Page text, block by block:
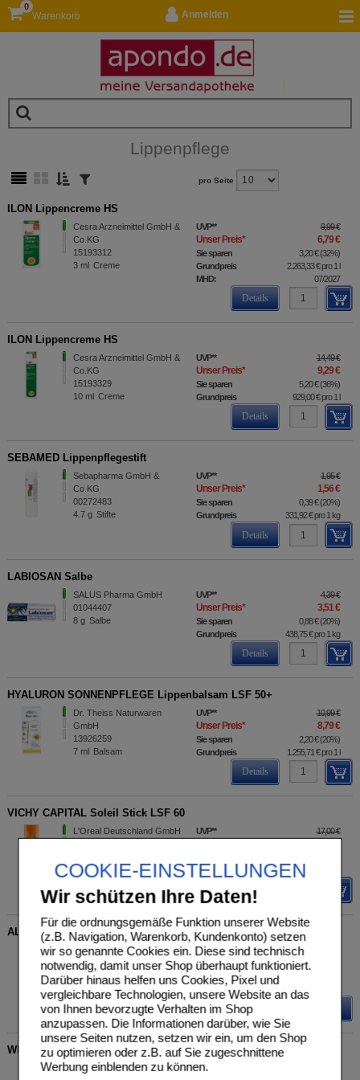
COOKIE-EINSTELLUNGEN
Wir schützen Ihre Daten!
Für die ordnungsgemäße Funktion unserer Website
(z.B. Navigation, Warenkorb, Kundenkonto) setzen
wir so genannte Cookies ein. Diese sind technisch
notwendig, damit unser Shop überhaupt funktioniert.
Darüber hinaus helfen uns Cookies, Pixel und
vergleichbare Technologien, unsere Website an das
von Ihnen bevorzugte Verhalten im Shop
anzupassen. Die Informationen darüber, wie Sie
unsere Seiten nutzen, setzen wir ein, um den Shop
zu optimieren oder z.B. auf Sie zugeschnittene
Werbung einblenden zu können.
Anmelden
Warenkorb
0
Lippenpflege
pro Seite
ILON Lippencreme HS
Cesra Arzneimittel GmbH &
Co.KG
15193312
3 ml Creme
UVP** 9,99 €
Unser Preis* 6,79 €
Sie sparen 3,20 € (32%)
Grundpreis
2.263,33 €pro 1 l
MHD:
07/2027
Details
ILON Lippencreme HS
Cesra Arzneimittel GmbH &
Co.KG
15193329
10 ml Creme
UVP** 14,49 €
Unser Preis* 9,29 €
Sie sparen 5,20 € (36%)
Grundpreis
929,00 €pro 1 l
Details
SEBAMED Lippenpflegestift
Sebapharma GmbH &
Co.KG
00272483
4.7 g Stifte
UVP** 1,95 €
Unser Preis* 1,56 €
Sie sparen 0,39 € (20%)
Grundpreis
331,92 €pro 1 kg
Details
LABIOSAN Salbe
SALUS Pharma GmbH
01044407
8 g Salbe
UVP** 4,39 €
Unser Preis* 3,51 €
Sie sparen 0,88 € (20%)
Grundpreis
438,75 €pro 1 kg
Details
HYALURON SONNENPFLEGE Lippenbalsam LSF 50+
Dr. Theiss Naturwaren
GmbH
13926259
7 ml Balsam
UVP** 10,99 €
Unser Preis* 8,79 €
Sie sparen 2,20 € (20%)
Grundpreis
1.255,71 €pro 1 l
Details
VICHY CAPITAL Soleil Stick LSF 60
L'Oreal Deutschland GmbH
9g Stifte
UVP** 17,00 €
Grundpreis
1.387,78 €
Details
ALGA MARIS Lippenbalsam Sonnenschutz Bio LSF 30
shanab pharma e.U.
16123087
15 ml Körperpflege
UVP**
Unser Preis*
Sie sparen
Grundpreis
660,00 €
WIDMER All Day Creme+Lipstick UV 50+ l.P.Sporttube
LOUIS WIDMER GmbH
Unser Preis